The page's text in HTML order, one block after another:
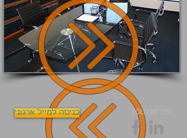
כניסה למייל ארגוני FOLLOW US: